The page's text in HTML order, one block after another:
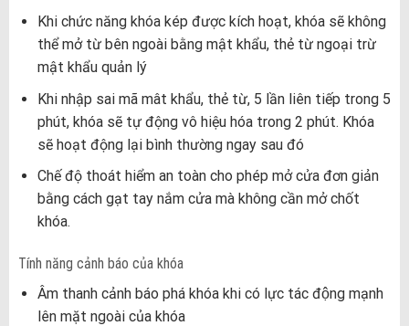
Khi chức năng khóa kép được kích hoạt, khóa sẽ không
thể mở từ bên ngoài bằng mật khẩu, thẻ từ ngoại trừ
mật khẩu quản lý
Khi nhập sai mã mât khẩu, thẻ từ, 5 lần liên tiếp trong 5
phút, khóa sẽ tự động vô hiệu hóa trong 2 phút. Khóa
sẽ hoạt động lại bình thường ngay sau đó
Chế độ thoát hiểm an toàn cho phép mở cửa đơn giản
bằng cách gạt tay nắm cửa mà không cần mở chốt
khóa.
Tính năng cảnh báo của khóa
Âm thanh cảnh báo phá khóa khi có lực tác động mạnh
lên mặt ngoài của khóa